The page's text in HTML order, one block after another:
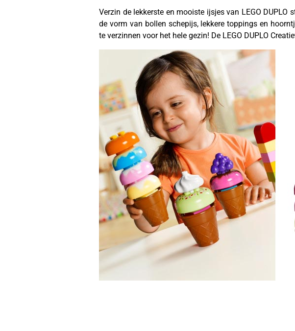
Verzin de lekkerste en mooiste ijsjes van LEGO DUPLO
de vorm van bollen schepijs, lekkere toppings en
te verzinnen voor het hele gezin! De LEGO DUPLO